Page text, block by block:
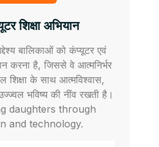
शिक्षा अभियान
बालिकाओं को कंप्यूटर एवं
करना है, जिससे वे आत्मनिर्भर
के साथ आत्मविश्वास,
भविष्य की नींव रखती है।
daughters through
and technology.